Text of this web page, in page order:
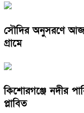
সৌদির অনুসরণে আজ
গ্রামে
কিশোরগঞ্জে নদীর
প্লাবিত